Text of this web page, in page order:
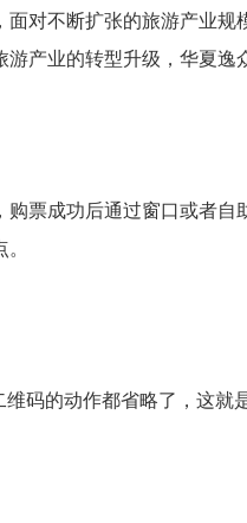
对不断扩张的旅游产业
产业的转型升级，华夏逸
票成功后通过窗口或者
码的动作都省略了，这就